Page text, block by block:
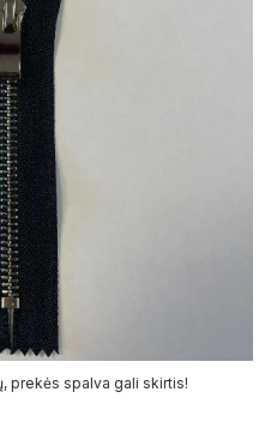
prekės spalva gali skirtis!